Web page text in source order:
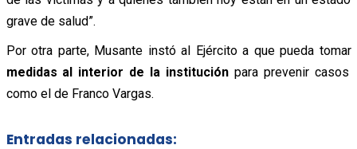
grave de salud”.
Por otra parte, Musante instó al Ejército a que pueda tomar
medidas al interior de la instituciónpara prevenir casos
como el de Franco Vargas.
Entradas relacionadas: